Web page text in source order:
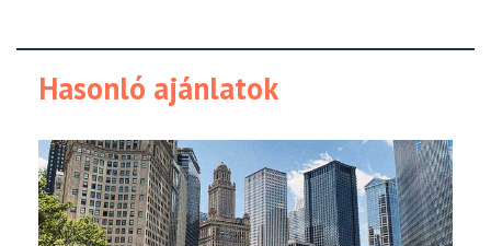
Hasonló ajánlatok